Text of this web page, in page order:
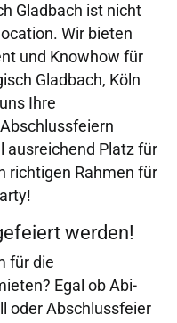
Gladbach ist nicht
Wir bieten
und Knowhow für
Gladbach, Köln
Ihre
ausreichend Platz für
richtigen Rahmen für
werden!
für die
Egal ob Abi-
oder Abschlussfeier